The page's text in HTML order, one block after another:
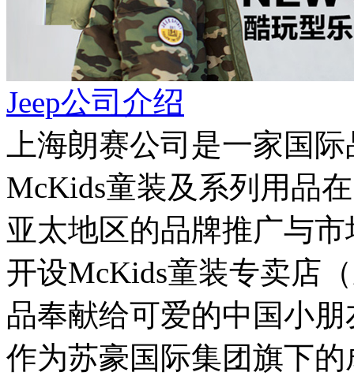
Jeep公司介绍
上海朗赛公司是一家国
McKids童装及系列用品
亚太地区的品牌推广与
开设McKids童装专卖店
品奉献给可爱的中国小朋
作为苏豪国际集团旗下